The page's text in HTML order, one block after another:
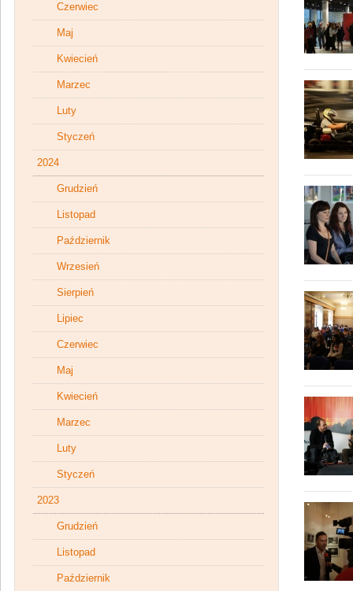
Czerwiec
Maj
Kwiecień
Marzec
Luty
Styczeń
2024
Grudzień
Listopad
Październik
Wrzesień
Sierpień
Lipiec
Czerwiec
Maj
Kwiecień
Marzec
Luty
Styczeń
2023
Grudzień
Listopad
Październik